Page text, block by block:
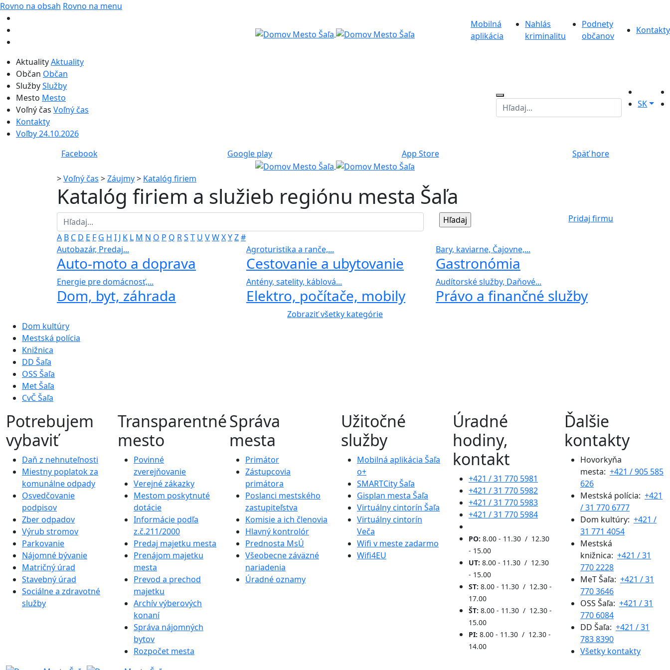
Rovno na obsah Rovno na menu
Mobilná
aplikácia
Nahlás
kriminalitu
Podnety
občanov
Kontakty
AktualityAktuality
Občan Občan
SlužbySlužby
Mesto Mesto
Voľný čas Voľný čas
Kontakty
Voľby 24.10.2026
SK
Facebook Google play App Store Späť hore
>Voľný čas >Záujmy> Katalóg firiem
Katalóg firiem a služieb regiónu mesta Šaľa
Pridaj firmu
A B C D E F G H I J K L M N O P Q RS T U VWXYZ#
Autobazár, Predaj...
Auto-moto a doprava
Agroturistika a ranče,...
Cestovanie a ubytovanie
Bary, kaviarne, Čajovne,...
Gastronómia
Energie pre domácnosť,...
Dom, byt, záhrada
Antény, satelity, káblová...
Elektro, počítače, mobily
Audítorské služby, Daňové...
Právo a finančné služby
Zobraziť všetky kategórie
Dom kultúry
Mestská polícia
Knižnica
DD Šaľa
OSS Šaľa
Met Šaľa
CvČ Šaľa
Potrebujem
vybaviť
Daň z nehnuteľnosti
Miestny poplatok za
komunálne odpady
Osvedčovanie
podpisov
Zber odpadov
Výrub stromov
Parkovanie
Nájomné bývanie
Matričný úrad
Stavebný úrad
Sociálne a zdravotné
služby
Transparentné
mesto
Povinné
zverejňovanie
Verejné zákazky
Mestom poskytnuté
dotácie
Informácie podľa
z.č.211/2000
Predaj majetku mesta
Prenájom majetku
mesta
Prevod a prechod
majetku
Archív výberových
konaní
Správa nájomných
bytov
Rozpočet mesta
Správa
mesta
Primátor
Zástupcovia
primátora
Poslanci mestského
zastupiteľstva
Komisie a ich členovia
Hlavný kontrolór
Prednosta MsÚ
Všeobecne záväzné
nariadenia
Úradné oznamy
Užitočné
služby
Mobilná aplikácia Šaľa
o+
SMARTCity Šaľa
Gisplan mesta Šaľa
Virtuálny cintorín Šaľa
Virtuálny cintorín
Veča
Wifi v meste zadarmo
Wifi4EU
Úradné
hodiny,
kontakt
+421 / 31 770 5981
+421 / 31 770 5982
+421 / 31 770 5983
+421 / 31 770 5984
PO: 8.00 - 11.30 / 12.30
- 15.00
UT: 8.00 - 11.30 / 12.30
- 15.00
ST: 8.00 - 11.30 / 12.30 -
17.00
ŠT: 8.00 - 11.30 / 12.30 -
15.00
PI: 8.00 - 11.30 / 12.30 -
14.00
Ďalšie
kontakty
Hovorkyňa
mesta: +421 / 905 585
626
Mestská polícia: +421
/ 31 770 6777
Dom kultúry: +421 /
31 771 4054
Mestská
knižnica: +421 / 31
770 2228
MeT Šaľa: +421 / 31
770 3646
OSS Šaľa: +421 / 31
770 6084
DD Šaľa: +421 / 31
783 8390
Všetky kontakty